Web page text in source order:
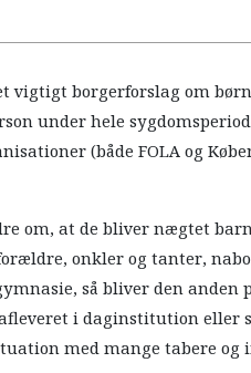
vigtigt borgerforslag om
under hele
(både FOLA og
at de bliver nægtet
onkler og tanter,
så bliver den
i daginstitution eller
med mange tabere og